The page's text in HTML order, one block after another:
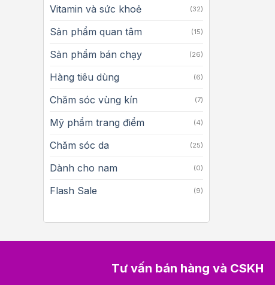
Vitamin và sức khoẻ (32)
Sản phẩm quan tâm (15)
Sản phẩm bán chạy (26)
Hàng tiêu dùng (6)
Chăm sóc vùng kín (7)
Mỹ phẩm trang điểm (4)
Chăm sóc da (25)
Dành cho nam (0)
Flash Sale (9)
Tư vấn bán hàng và CSKH